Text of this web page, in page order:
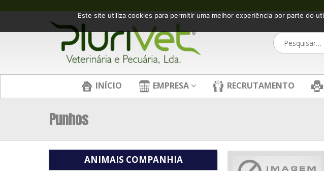
INÍCIO EMPRESA RECRUTAMENTO
Punhos
ANIMAIS COMPANHIA
Este site utiliza cookies para permitir uma melhor experiência por parte do